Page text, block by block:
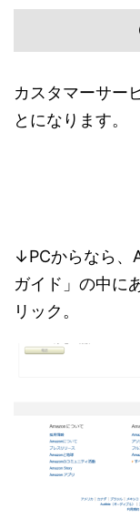
カスタマーサー
とになります。
↓PCからなら、
ガイド」の中に
リック。